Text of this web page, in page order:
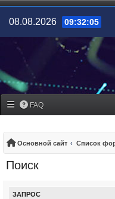
08.08.2026 09:32:05
FAQ
Основной сайт Список
Поиск
ЗАПРОС